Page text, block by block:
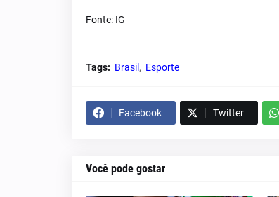
Fonte: IG
Tags: Brasil Esporte
Facebook Twitter
Você pode gostar